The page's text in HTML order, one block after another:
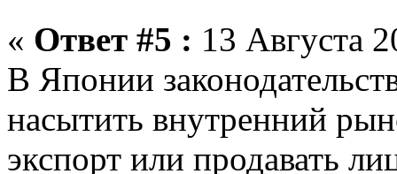
« Ответ #5 : 13 Августа
В Японии
насытить внутренний
экспорт или продавать